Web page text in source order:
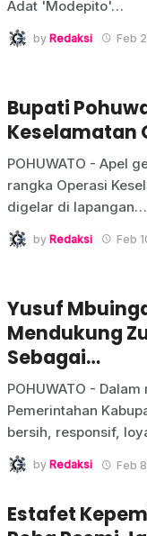
Adat 'Modepito'…
by Redaksi Feb
Bupati
Keselamatan
POHUWATO - Apel
rangka Operasi
digelar di lapangan…
by Redaksi Feb
Yusuf
Mendukung
Sebagai…
POHUWATO -
Pemerintahan
bersih, responsif,
by Redaksi Feb
Estafet